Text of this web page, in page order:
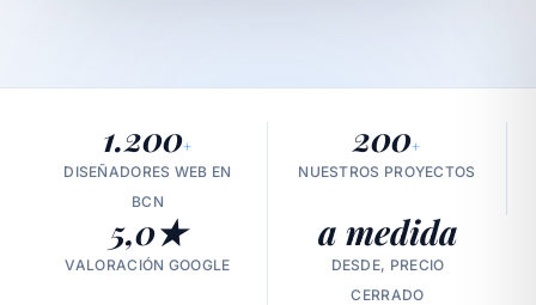
1.200+
DISEÑADORES WEB EN
BCN
200+
NUESTROS PROYECTOS
5,0★
VALORACIÓN GOOGLE
a medida
DESDE, PRECIO
CERRADO